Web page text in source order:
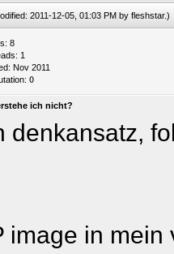
2011-12-05, 01:03 PM by fleshstar.)
8
1
Nov 2011
0
ich nicht?
image in